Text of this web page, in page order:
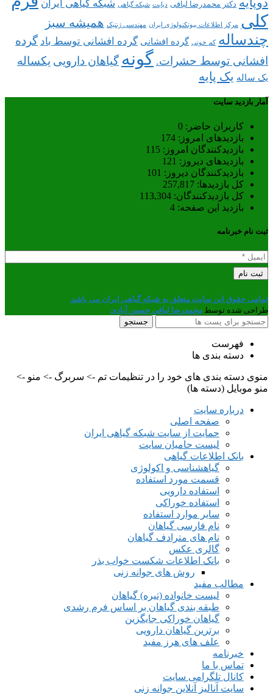
دکتر محمدرضا لبافی دیابت شبکه گیاهی شبکه گیاهی ایران
کلی مرکز اطلاعات بیوتکنولوژی ایران مهندسی ژنتیک همیشه سبز
چندساله کم خونی گرده افشانی گرده افشانی توسط باد گرده
افشانی توسط حشرات. گونه گیاهان دارویی یکساله
یک ساله یک پایه
آمار بازدید سایت
کاربران حاضر: 0
بازدیدهای امروز: 174
بازدیدکنندگان امروز: 115
بازدیدهای دیروز: 121
بازدیدکنندگان دیروز: 101
کل بازدیدها: 257,817
کل بازدیدکنند‌گان: 113,304
بازدید این صفحه: 4
ثبت نام خبرنامه
تمامی حقوق این سایت متعلق به شبکه گیاهی ایران می باشد.
طراحی شده توسط محمدرضا لبافی حسین آبادی
جستجو
فهرست
دسته بندی ها
منوی دسته بندی های خود را در تنظیمات تم -> سربرگ -> منو ->
منو موبایل (دسته ها)
درباره سایت
صفحه اصلی
حمایت از سایت شبکه گیاهی ایران
لیست حامیان سایت
بانک اطلاعات گیاهی
گیاهشناسی و اکولوژی
قسمت مورد استفاده
استفاده دارویی
استفاده خوراکی
سایر موارد استفاده
نام فارسی گیاهان
نام های مترادف گیاهان
گالری عکس
بانک اطلاعات شکست خواب بذر
روش های جوانه زنی
مطالب مفید
لیست خانواده (تیره) گیاهان
طبقه بندی گیاهان بر اساس فرم رشدی
گیاهان خوراکی جایگزین
برترین گیاهان دارویی
علف های هرز مفید
خبرنامه
تماس با ما
کانال تلگرامی سایت
سایت آنالیز آنلاین جوانه زنی